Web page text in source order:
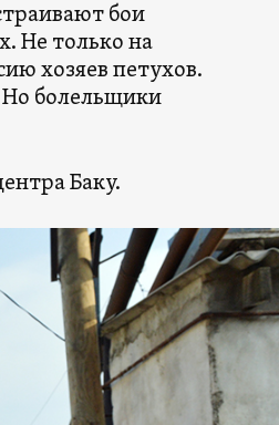
бои
Не только на
хозяев петухов.
болельщики
Баку.